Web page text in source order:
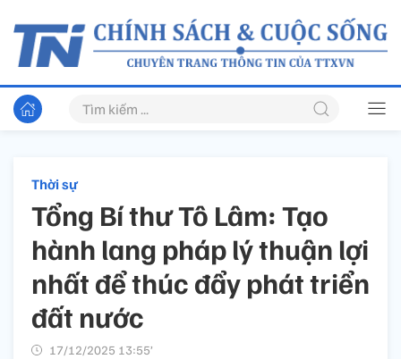
Thời sự
Tổng Bí thư Tô Lâm: Tạo
hành lang pháp lý thuận lợi
nhất để thúc đẩy phát triển
đất nước
17/12/2025 13:55’